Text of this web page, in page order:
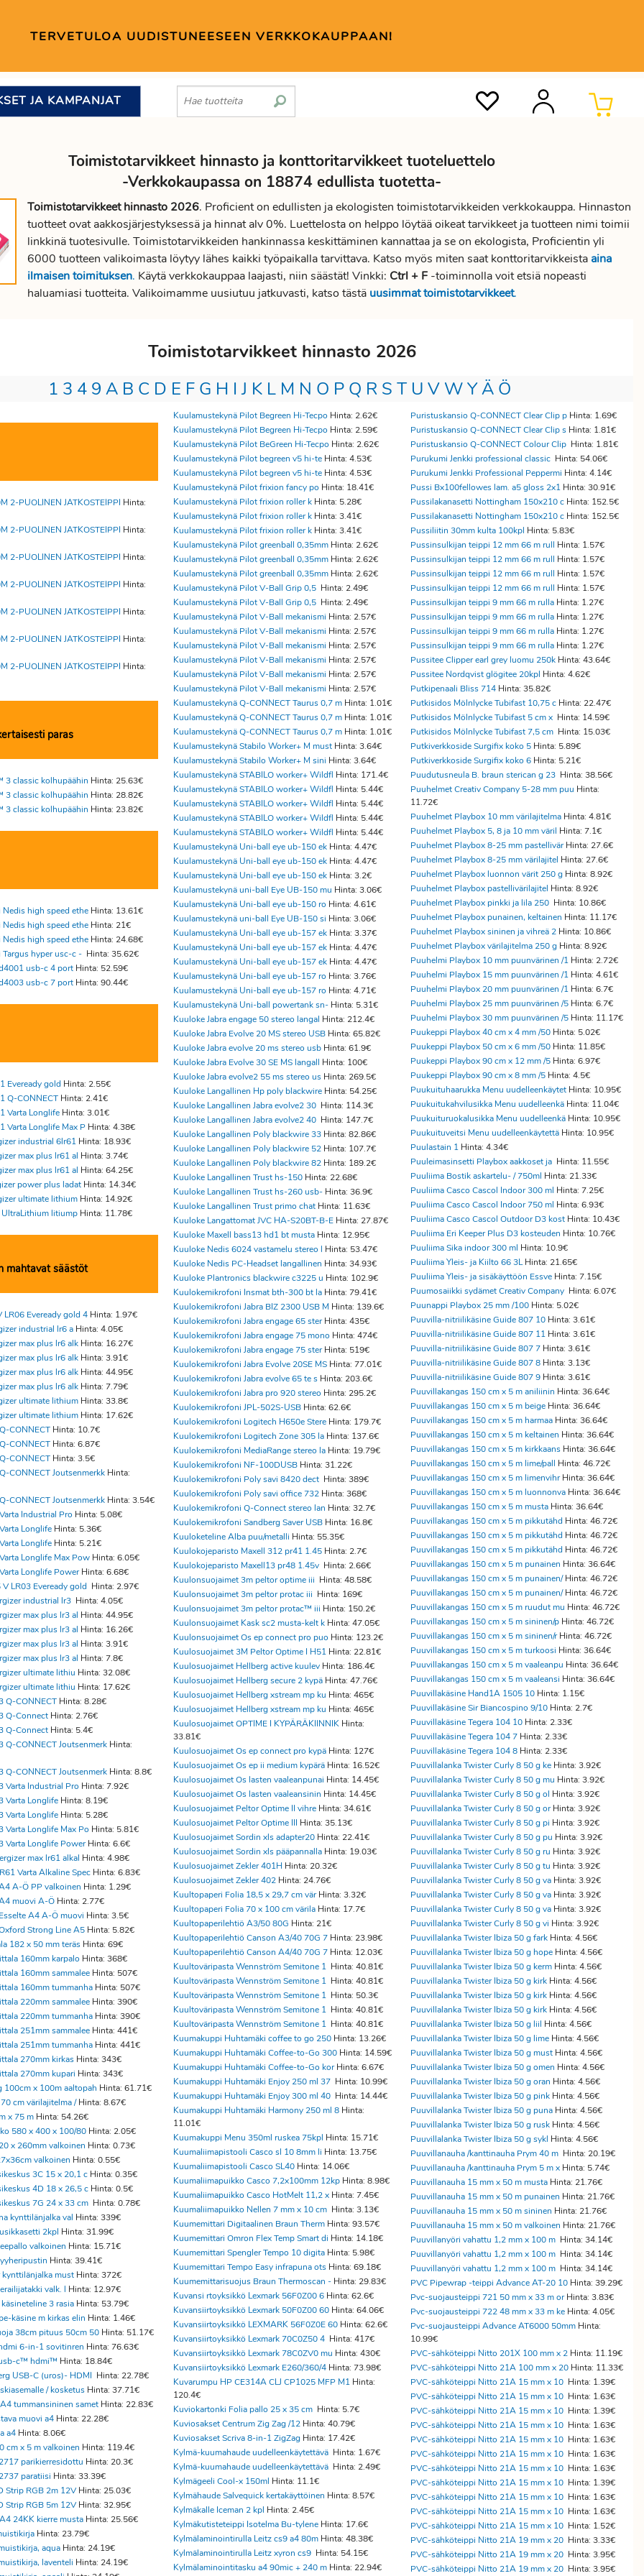
TERVETULOA UUDISTUNEESEEN VERKKOKAUPPAAN!
JA KAMPANJAT
Toimistotarvikkeet hinnasto ja konttoritarvikkeet tuoteluettelo
-Verkkokaupassa on 18874 edullista tuotetta-
Toimistotarvikkeet hinnasto 2026. Proficient on edullisten ja ekologisten toimistotarvikkeiden verkkokauppa. Hinnaston
tuotteet ovat aakkosjärjestyksessä ja hinnat alv 0%. Luettelosta on helppo löytää oikeat tarvikkeet ja tuotteen nimi toimii
linkkinä tuotesivulle. Toimistotarvikkeiden hankinnassa keskittäminen kannattaa ja se on ekologista, Proficientin yli
6000 tuotteen valikoimasta löytyy lähes kaikki työpaikalla tarvittava. Katso myös miten saat konttoritarvikkeista aina
ilmaisen toimituksen. Käytä verkkokauppaa laajasti, niin säästät! Vinkki: Ctrl + F -toiminnolla voit etsiä nopeasti
haluamiasi tuotteita. Valikoimamme uusiutuu jatkuvasti, katso tästä uusimmat toimistotarvikkeet.
Toimistotarvikkeet hinnasto 2026
1 3 4 9 A B C D E F G H I J K L M N O P Q R S T U V WYÄ Ö
2-PUOLINEN JATKOSTEIPPI Hinta:
2-PUOLINEN JATKOSTEIPPI Hinta:
2-PUOLINEN JATKOSTEIPPI Hinta:
2-PUOLINEN JATKOSTEIPPI Hinta:
2-PUOLINEN JATKOSTEIPPI Hinta:
2-PUOLINEN JATKOSTEIPPI Hinta:
2-PUOLINEN JATKOSTEIPPI Hinta:
paras
classic kolhupäähin Hinta: 25.63€
classic kolhupäähin Hinta: 28.82€
classic kolhupäähin Hinta: 23.82€
high speed ethe Hinta: 13.61€
high speed ethe Hinta: 21€
high speed ethe Hinta: 24.68€
hyper usc-c - Hinta: 35.62€
usb-c 4 port Hinta: 52.59€
usb-c 7 port Hinta: 90.44€
Eveready gold Hinta: 2.55€
Q-CONNECT Hinta: 2.41€
Varta Longlife Hinta: 3.01€
Varta Longlife Max P Hinta: 4.38€
industrial 6lr61 Hinta: 18.93€
max plus lr61 al Hinta: 3.74€
max plus lr61 al Hinta: 64.25€
power plus ladat Hinta: 14.34€
ultimate lithium Hinta: 14.92€
UltraLithium litiump Hinta: 11.78€
mahtavat säästöt
Eveready gold 4 Hinta: 1.97€
industrial lr6 a Hinta: 4.05€
max plus lr6 alk Hinta: 16.27€
max plus lr6 alk Hinta: 3.91€
max plus lr6 alk Hinta: 44.95€
max plus lr6 alk Hinta: 7.79€
ultimate lithium Hinta: 33.8€
ultimate lithium Hinta: 17.62€
CONNECT Hinta: 10.7€
CONNECT Hinta: 6.87€
CONNECT Hinta: 3.5€
CONNECT Joutsenmerkk Hinta:
CONNECT Joutsenmerkk Hinta: 3.54€
Industrial Pro Hinta: 5.08€
Longlife Hinta: 5.36€
Longlife Hinta: 5.21€
Longlife Max Pow Hinta: 6.05€
Longlife PowerHinta: 6.68€
LR03 Eveready gold Hinta: 2.97€
industrial lr3 Hinta: 4.05€
max plus lr3 al Hinta: 44.95€
max plus lr3 al Hinta: 16.26€
max plus lr3 al Hinta: 3.91€
max plus lr3 al Hinta: 7.8€
ultimate lithiu Hinta: 32.08€
ultimate lithiu Hinta: 17.62€
Q-CONNECT Hinta: 8.28€
Q-Connect Hinta: 2.76€
Q-Connect Hinta: 5.4€
Q-CONNECT Joutsenmerk Hinta:
Q-CONNECT Joutsenmerk Hinta: 8.8€
Varta Industrial Pro Hinta: 7.92€
Varta Longlife Hinta: 8.19€
Varta Longlife Hinta: 5.28€
Varta Longlife Max Po Hinta: 5.81€
Varta Longlife PowerHinta: 6.6€
max lr61 alkal Hinta: 4.98€
Varta Alkaline Spec Hinta: 6.83€
A-Ö PP valkoinen Hinta: 1.29€
muovi A-Ö Hinta: 2.77€
A4 A-Ö muovi Hinta: 3.5€
Strong Line A5 Hinta: 5.82€
182 x 50 mm teräs Hinta: 69€
160mm karpalo Hinta: 368€
160mm sammalee Hinta: 507€
160mm tummanha Hinta: 507€
220mm sammalee Hinta: 390€
220mm tummanha Hinta: 390€
251mm sammalee Hinta: 441€
251mm tummanha Hinta: 441€
270mm kirkas Hinta: 343€
270mm kupari Hinta: 343€
x 100m aaltopah Hinta: 61.71€
cm värilajitelma /Hinta: 8.67€
x 75 m Hinta: 54.26€
580 x 400 x 100/80 Hinta: 2.05€
x 260mm valkoinen Hinta: 0.73€
valkoinen Hinta: 0.55€
3C 15 x 20,1 c Hinta: 0.35€
4D 18 x 26,5 c Hinta: 0.5€
7G 24 x 33 cm Hinta: 0.78€
kynttilänjalka val Hinta: 339€
2kpl Hinta: 31.99€
valkoinen Hinta: 15.71€
Hinta: 39.41€
kynttilänjalka must Hinta: 372€
valk. l Hinta: 12.97€
3 rasia Hinta: 53.79€
käsine m kirkas elin Hinta: 1.46€
38cm pituus 50cm 50 Hinta: 51.17€
6-in-1 sovitinren Hinta: 76.63€
c™ hdmi™ Hinta: 18.84€
USB-C (uros)- HDMI Hinta: 22.78€
/ kosketus Hinta: 37.71€
tummansininen samet Hinta: 22.83€
muovi a4 Hinta: 22.28€
a4 Hinta: 8.06€
cm x 5 m valkoinen Hinta: 119.4€
parikierresidottu Hinta: 20.3€
paratiisi Hinta: 33.39€
Strip RGB 2m 12V Hinta: 25.03€
Strip RGB 5m 12V Hinta: 32.95€
24KK kierre musta Hinta: 25.56€
Hinta: 23.79€
aqua Hinta: 24.19€
laventeli Hinta: 24.19€
Kuulamustekynä Pilot Begreen Hi-Tecpo Hinta: 2.62€
Kuulamustekynä Pilot Begreen Hi-Tecpo Hinta: 2.59€
Kuulamustekynä Pilot BeGreen Hi-Tecpo Hinta: 2.62€
Kuulamustekynä Pilot begreen v5 hi-te Hinta: 4.53€
Kuulamustekynä Pilot begreen v5 hi-te Hinta: 4.53€
Kuulamustekynä Pilot frixion fancy po Hinta: 18.41€
Kuulamustekynä Pilot frixion roller k Hinta: 5.28€
Kuulamustekynä Pilot frixion roller k Hinta: 3.41€
Kuulamustekynä Pilot frixion roller k Hinta: 3.41€
Kuulamustekynä Pilot greenball 0,35mm Hinta: 2.62€
Kuulamustekynä Pilot greenball 0,35mm Hinta: 2.62€
Kuulamustekynä Pilot greenball 0,35mm Hinta: 2.62€
Kuulamustekynä Pilot V-Ball Grip 0,5 Hinta: 2.49€
Kuulamustekynä Pilot V-Ball Grip 0,5 Hinta: 2.49€
Kuulamustekynä Pilot V-Ball mekanismi Hinta: 2.57€
Kuulamustekynä Pilot V-Ball mekanismi Hinta: 2.57€
Kuulamustekynä Pilot V-Ball mekanismi Hinta: 2.57€
Kuulamustekynä Pilot V-Ball mekanismi Hinta: 2.57€
Kuulamustekynä Pilot V-Ball mekanismi Hinta: 2.57€
Kuulamustekynä Pilot V-Ball mekanismi Hinta: 2.57€
Kuulamustekynä Q-CONNECT Taurus 0,7 m Hinta: 1.01€
Kuulamustekynä Q-CONNECT Taurus 0,7 m Hinta: 1.01€
Kuulamustekynä Q-CONNECT Taurus 0,7 m Hinta: 1.01€
Kuulamustekynä Stabilo Worker+ M must Hinta: 3.64€
Kuulamustekynä Stabilo Worker+ M sini Hinta: 3.64€
Kuulamustekynä STABILO worker+ Wildfl Hinta: 171.4€
Kuulamustekynä STABILO worker+ Wildfl Hinta: 5.44€
Kuulamustekynä STABILO worker+ Wildfl Hinta: 5.44€
Kuulamustekynä STABILO worker+ Wildfl Hinta: 5.44€
Kuulamustekynä STABILO worker+ Wildfl Hinta: 5.44€
Kuulamustekynä Uni-ball eye ub-150 ek Hinta: 4.47€
Kuulamustekynä Uni-ball eye ub-150 ek Hinta: 4.47€
Kuulamustekynä Uni-ball eye ub-150 ek Hinta: 3.2€
Kuulamustekynä uni-ball Eye UB-150 mu Hinta: 3.06€
Kuulamustekynä Uni-ball eye ub-150 ro Hinta: 4.61€
Kuulamustekynä uni-ball Eye UB-150 si Hinta: 3.06€
Kuulamustekynä Uni-ball eye ub-157 ek Hinta: 3.37€
Kuulamustekynä Uni-ball eye ub-157 ek Hinta: 4.47€
Kuulamustekynä Uni-ball eye ub-157 ek Hinta: 4.47€
Kuulamustekynä Uni-ball eye ub-157 ro Hinta: 3.76€
Kuulamustekynä Uni-ball eye ub-157 ro Hinta: 4.71€
Kuulamustekynä Uni-ball powertank sn- Hinta: 5.31€
Kuuloke Jabra engage 50 stereo langal Hinta: 212.4€
Kuuloke Jabra Evolve 20 MS stereo USB Hinta: 65.82€
Kuuloke Jabra evolve 20 ms stereo usb Hinta: 61.9€
Kuuloke Jabra Evolve 30 SE MS langall Hinta: 100€
Kuuloke Jabra evolve2 55 ms stereo us Hinta: 269.5€
Kuuloke Langallinen Hp poly blackwire Hinta: 54.25€
Kuuloke Langallinen Jabra evolve2 30 Hinta: 114.3€
Kuuloke Langallinen Jabra evolve2 40 Hinta: 147.7€
Kuuloke Langallinen Poly blackwire 33 Hinta: 82.86€
Kuuloke Langallinen Poly blackwire 52 Hinta: 107.7€
Kuuloke Langallinen Poly blackwire 82 Hinta: 189.2€
Kuuloke Langallinen Trust hs-150 Hinta: 22.68€
Kuuloke Langallinen Trust hs-260 usb- Hinta: 36.9€
Kuuloke Langallinen Trust primo chat Hinta: 11.63€
Kuuloke Langattomat JVC HA-S20BT-B-E Hinta: 27.87€
Kuuloke Maxell bass13 hd1 bt musta Hinta: 12.95€
Kuuloke Nedis 6024 vastamelu stereo l Hinta: 53.47€
Kuuloke Nedis PC-Headset langallinen Hinta: 34.93€
Kuuloke Plantronics blackwire c3225 u Hinta: 102.9€
Kuulokemikrofoni Insmat bth-300 bt la Hinta: 79.41€
Kuulokemikrofoni Jabra BIZ 2300 USB M Hinta: 139.6€
Kuulokemikrofoni Jabra engage 65 sterHinta: 435€
Kuulokemikrofoni Jabra engage 75 mono Hinta: 474€
Kuulokemikrofoni Jabra engage 75 sterHinta: 519€
Kuulokemikrofoni Jabra Evolve 20SE MS Hinta: 77.01€
Kuulokemikrofoni Jabra evolve 65 te s Hinta: 203.6€
Kuulokemikrofoni Jabra pro 920 stereo Hinta: 295.2€
Kuulokemikrofoni JPL-502S-USB Hinta: 62.6€
Kuulokemikrofoni Logitech H650e Stere Hinta: 179.7€
Kuulokemikrofoni Logitech Zone 305 la Hinta: 137.6€
Kuulokemikrofoni MediaRange stereo la Hinta: 19.79€
Kuulokemikrofoni NF-100DUSB Hinta: 31.22€
Kuulokemikrofoni Poly savi 8420 dect Hinta: 389€
Kuulokemikrofoni Poly savi office 732 Hinta: 368€
Kuulokemikrofoni Q-Connect stereo lan Hinta: 32.7€
Kuulokemikrofoni Sandberg Saver USB Hinta: 16.8€
Kuuloketeline Alba puu/metalli Hinta: 55.35€
Kuulokojeparisto Maxell 312 pr41 1.45 Hinta: 2.7€
Kuulokojeparisto Maxell13 pr48 1.45v Hinta: 2.66€
Kuulonsuojaimet 3m peltor optime iii Hinta: 48.58€
Kuulonsuojaimet 3m peltor protac iii Hinta: 169€
Kuulonsuojaimet 3m peltor protac™ iii Hinta: 150.2€
Kuulonsuojaimet Kask sc2 musta-kelt k Hinta: 47.05€
Kuulonsuojaimet Os ep connect pro puo Hinta: 123.2€
Kuulosuojaimet 3M Peltor Optime I H51 Hinta: 22.81€
Kuulosuojaimet Hellberg active kuulev Hinta: 186.4€
Kuulosuojaimet Hellberg secure 2 kypä Hinta: 47.76€
Kuulosuojaimet Hellberg xstream mp ku Hinta: 465€
Kuulosuojaimet Hellberg xstream mp ku Hinta: 465€
Kuulosuojaimet OPTIME I KYPÄRÄKIINNIK Hinta:
33.81€
Kuulosuojaimet Os ep connect pro kypä Hinta: 127€
Kuulosuojaimet Os ep ii medium kypärä Hinta: 16.52€
Kuulosuojaimet Os lasten vaaleanpunai Hinta: 14.45€
Kuulosuojaimet Os lasten vaaleansinin Hinta: 14.45€
Kuulosuojaimet Peltor Optime II vihre Hinta: 34.61€
Kuulosuojaimet Peltor Optime III Hinta: 35.13€
Kuulosuojaimet Sordin xls adapter20 Hinta: 22.41€
Kuulosuojaimet Sordin xls pääpannalla Hinta: 19.03€
Kuulosuojaimet Zekler 401H Hinta: 20.32€
Kuulosuojaimet Zekler 402 Hinta: 24.76€
Kuultopaperi Folia 18,5 x 29,7 cm värHinta: 3.32€
Kuultopaperi Folia 70 x 100 cm värila Hinta: 17.7€
Kuultopaperilehtiö A3/50 80G Hinta: 21€
Kuultopaperilehtiö Canson A3/40 70G 7 Hinta: 23.98€
Kuultopaperilehtiö Canson A4/40 70G 7 Hinta: 12.03€
Kuultoväripasta Wennström Semitone 1 Hinta: 40.81€
Kuultoväripasta Wennström Semitone 1 Hinta: 40.81€
Kuultoväripasta Wennström Semitone 1 Hinta: 50.3€
Kuultoväripasta Wennström Semitone 1 Hinta: 40.81€
Kuultoväripasta Wennström Semitone 1 Hinta: 40.81€
Kuumakuppi Huhtamäki coffee to go 250 Hinta: 13.26€
Kuumakuppi Huhtamäki Coffee-to-Go 300 Hinta: 14.59€
Kuumakuppi Huhtamäki Coffee-to-Go korHinta: 6.67€
Kuumakuppi Huhtamäki Enjoy 250 ml 37 Hinta: 10.99€
Kuumakuppi Huhtamäki Enjoy 300 ml 40 Hinta: 14.44€
Kuumakuppi Huhtamäki Harmony 250 ml 8 Hinta:
11.01€
Kuumakuppi Menu 350ml ruskea 75kpl Hinta: 15.71€
Kuumaliimapistooli Casco sl 10 8mm li Hinta: 13.75€
Kuumaliimapistooli Casco SL40 Hinta: 14.06€
Kuumaliimapuikko Casco 7,2x100mm 12kp Hinta: 8.98€
Kuumaliimapuikko Casco HotMelt 11,2 x Hinta: 7.45€
Kuumaliimapuikko Nellen 7 mm x 10 cm Hinta: 3.13€
Kuumemittari Digitaalinen Braun Therm Hinta: 93.57€
Kuumemittari Omron Flex Temp Smart di Hinta: 14.18€
Kuumemittari Spengler Tempo 10 digita Hinta: 5.98€
Kuumemittari Tempo Easy infrapuna ots Hinta: 69.18€
Kuumemittarisuojus Braun Thermoscan - Hinta: 29.83€
Kuvansi rtoyksikkö Lexmark 56F0Z00 6 Hinta: 62.6€
Kuvansiirtoyksikkö Lexmark 50F0Z00 60 Hinta: 64.06€
Kuvansiirtoyksikkö LEXMARK 56F0Z0E 60 Hinta: 62.6€
Kuvansiirtoyksikkö Lexmark 70C0Z50 4 Hinta: 417€
Kuvansiirtoyksikkö Lexmark 78C0ZV0 mu Hinta: 430€
Kuvansiirtoyksikkö Lexmark E260/360/4 Hinta: 73.98€
Kuvarumpu HP CE314A CLJ CP1025 MFP M1 Hinta:
120.4€
Kuviokartonki Folia pallo 25 x 35 cm Hinta: 5.7€
Kuviosakset Centrum Zig Zag /12 Hinta: 40.79€
Kuviosakset Scriva 8-in-1 ZigZag Hinta: 17.42€
Kylmä-kuumahaude uudelleenkäytettävä Hinta: 1.67€
Kylmä-kuumahaude uudelleenkäytettävä Hinta: 2.49€
Kylmägeeli Cool-x 150ml Hinta: 11.1€
Kylmähaude Salvequick kertakäyttöinen Hinta: 8.57€
Kylmäkalle Iceman 2 kpl Hinta: 2.45€
Kylmäkutisteteippi Isotelma Bu-tylene Hinta: 17.6€
Kylmälaminointirulla Leitz cs9 a4 80m Hinta: 48.38€
Kylmälaminointirulla Leitz xyron cs9 Hinta: 54.15€
Kylmälaminointitasku a4 90mic + 240 m Hinta: 22.94€
Puristuskansio Q-CONNECT Clear Clip p Hinta: 1.69€
Puristuskansio Q-CONNECT Clear Clip s Hinta: 1.81€
Puristuskansio Q-CONNECT Colour Clip Hinta: 1.81€
Purukumi Jenkki professional classic Hinta: 54.06€
Purukumi Jenkki Professional Peppermi Hinta: 4.14€
Pussi Bx100fellowes lam. a5 gloss 2x1 Hinta: 30.91€
Pussilakanasetti Nottingham 150x210 c Hinta: 152.5€
Pussilakanasetti Nottingham 150x210 c Hinta: 152.5€
Pussiliitin 30mm kulta 100kpl Hinta: 5.83€
Pussinsulkijan teippi 12 mm 66 m rull Hinta: 1.57€
Pussinsulkijan teippi 12 mm 66 m rull Hinta: 1.57€
Pussinsulkijan teippi 12 mm 66 m rull Hinta: 1.57€
Pussinsulkijan teippi 12 mm 66 m rull Hinta: 1.57€
Pussinsulkijan teippi 9 mm 66 m rulla Hinta: 1.27€
Pussinsulkijan teippi 9 mm 66 m rulla Hinta: 1.27€
Pussinsulkijan teippi 9 mm 66 m rulla Hinta: 1.27€
Pussinsulkijan teippi 9 mm 66 m rulla Hinta: 1.27€
Pussitee Clipper earl grey luomu 250k Hinta: 43.64€
Pussitee Nordqvist glögitee 20kpl Hinta: 4.62€
Putkipenaali Bliss 714 Hinta: 35.82€
Putkisidos Mölnlycke Tubifast 10,75 c Hinta: 22.47€
Putkisidos Mölnlycke Tubifast 5 cm x Hinta: 14.59€
Putkisidos Mölnlycke Tubifast 7,5 cm Hinta: 15.03€
Putkiverkkoside Surgifix koko 5 Hinta: 5.89€
Putkiverkkoside Surgifix koko 6 Hinta: 5.21€
Puudutusneula B. braun sterican g 23 Hinta: 38.56€
Puuhelmet Creativ Company 5-28 mm puu Hinta:
11.72€
Puuhelmet Playbox 10 mm värilajitelma Hinta: 4.81€
Puuhelmet Playbox 5, 8 ja 10 mm väril Hinta: 7.1€
Puuhelmet Playbox 8-25 mm pastellivärHinta: 27.6€
Puuhelmet Playbox 8-25 mm värilajitel Hinta: 27.6€
Puuhelmet Playbox luonnon värit 250 g Hinta: 8.92€
Puuhelmet Playbox pastellivärilajitel Hinta: 8.92€
Puuhelmet Playbox pinkki ja lila 250 Hinta: 10.86€
Puuhelmet Playbox punainen, keltainen Hinta: 11.17€
Puuhelmet Playbox sininen ja vihreä 2 Hinta: 10.86€
Puuhelmet Playbox värilajitelma 250 g Hinta: 8.92€
Puuhelmi Playbox 10 mm puunvärinen /1 Hinta: 2.72€
Puuhelmi Playbox 15 mm puunvärinen /1 Hinta: 4.61€
Puuhelmi Playbox 20 mm puunvärinen /1 Hinta: 6.7€
Puuhelmi Playbox 25 mm puunvärinen /5 Hinta: 6.7€
Puuhelmi Playbox 30 mm puunvärinen /5 Hinta: 11.17€
Puukeppi Playbox 40 cm x 4 mm /50 Hinta: 5.02€
Puukeppi Playbox 50 cm x 6 mm /50 Hinta: 11.85€
Puukeppi Playbox 90 cm x 12 mm /5 Hinta: 6.97€
Puukeppi Playbox 90 cm x 8 mm /5 Hinta: 4.5€
Puukuituhaarukka Menu uudelleenkäytet Hinta: 10.95€
Puukuitukahvilusikka Menu uudelleenkä Hinta: 11.04€
Puukuituruokalusikka Menu uudelleenkä Hinta: 10.95€
Puukuituveitsi Menu uudelleenkäytettä Hinta: 10.95€
Puulastain 1 Hinta: 4.34€
Puuleimasinsetti Playbox aakkoset ja Hinta: 11.55€
Puuliima Bostik askartelu- / 750ml Hinta: 21.33€
Puuliima Casco Cascol Indoor 300 ml Hinta: 7.25€
Puuliima Casco Cascol Indoor 750 ml Hinta: 6.93€
Puuliima Casco Cascol Outdoor D3 kost Hinta: 10.43€
Puuliima Eri Keeper Plus D3 kosteuden Hinta: 10.76€
Puuliima Sika indoor 300 ml Hinta: 10.9€
Puuliima Yleis- ja Kiilto 66 3LHinta: 21.65€
Puuliima Yleis- ja sisäkäyttöön Essve Hinta: 7.15€
Puumosaiikki sydämet Creativ Company Hinta: 6.07€
Puunappi Playbox 25 mm /100 Hinta: 5.02€
Puuvilla-nitriilikäsine Guide 807 10 Hinta: 3.61€
Puuvilla-nitriilikäsine Guide 807 11 Hinta: 3.61€
Puuvilla-nitriilikäsine Guide 807 7 Hinta: 3.61€
Puuvilla-nitriilikäsine Guide 807 8 Hinta: 3.13€
Puuvilla-nitriilikäsine Guide 807 9 Hinta: 3.61€
Puuvillakangas 150 cm x 5 m aniliinin Hinta: 36.64€
Puuvillakangas 150 cm x 5 m beige Hinta: 36.64€
Puuvillakangas 150 cm x 5 m harmaa Hinta: 36.64€
Puuvillakangas 150 cm x 5 m keltainen Hinta: 36.64€
Puuvillakangas 150 cm x 5 m kirkkaans Hinta: 36.64€
Puuvillakangas 150 cm x 5 m lime/pall Hinta: 46.72€
Puuvillakangas 150 cm x 5 m limenvihrHinta: 36.64€
Puuvillakangas 150 cm x 5 m luonnonva Hinta: 36.64€
Puuvillakangas 150 cm x 5 m musta Hinta: 36.64€
Puuvillakangas 150 cm x 5 m pikkutähd Hinta: 46.72€
Puuvillakangas 150 cm x 5 m pikkutähd Hinta: 46.72€
Puuvillakangas 150 cm x 5 m pikkutähd Hinta: 46.72€
Puuvillakangas 150 cm x 5 m punainen Hinta: 36.64€
Puuvillakangas 150 cm x 5 m punainen/Hinta: 46.72€
Puuvillakangas 150 cm x 5 m punainen/Hinta: 46.72€
Puuvillakangas 150 cm x 5 m ruudut mu Hinta: 46.72€
Puuvillakangas 150 cm x 5 m sininen/p Hinta: 46.72€
Puuvillakangas 150 cm x 5 m sininen/rHinta: 46.72€
Puuvillakangas 150 cm x 5 m turkoosi Hinta: 36.64€
Puuvillakangas 150 cm x 5 m vaaleanpu Hinta: 36.64€
Puuvillakangas 150 cm x 5 m vaaleansi Hinta: 36.64€
Puuvillakäsine Hand1A 1505 10 Hinta: 1.15€
Puuvillakäsine Sir Biancospino 9/10 Hinta: 2.7€
Puuvillakäsine Tegera 104 10 Hinta: 2.33€
Puuvillakäsine Tegera 104 7 Hinta: 2.33€
Puuvillakäsine Tegera 104 8 Hinta: 2.33€
Puuvillalanka Twister Curly 8 50 g ke Hinta: 3.92€
Puuvillalanka Twister Curly 8 50 g mu Hinta: 3.92€
Puuvillalanka Twister Curly 8 50 g ol Hinta: 3.92€
Puuvillalanka Twister Curly 8 50 g orHinta: 3.92€
Puuvillalanka Twister Curly 8 50 g pi Hinta: 3.92€
Puuvillalanka Twister Curly 8 50 g pu Hinta: 3.92€
Puuvillalanka Twister Curly 8 50 g ru Hinta: 3.92€
Puuvillalanka Twister Curly 8 50 g tu Hinta: 3.92€
Puuvillalanka Twister Curly 8 50 g va Hinta: 3.92€
Puuvillalanka Twister Curly 8 50 g va Hinta: 3.92€
Puuvillalanka Twister Curly 8 50 g va Hinta: 3.92€
Puuvillalanka Twister Curly 8 50 g vi Hinta: 3.92€
Puuvillalanka Twister Ibiza 50 g fark Hinta: 4.56€
Puuvillalanka Twister Ibiza 50 g hope Hinta: 4.56€
Puuvillalanka Twister Ibiza 50 g kerm Hinta: 4.56€
Puuvillalanka Twister Ibiza 50 g kirk Hinta: 4.56€
Puuvillalanka Twister Ibiza 50 g kirk Hinta: 4.56€
Puuvillalanka Twister Ibiza 50 g kirk Hinta: 4.56€
Puuvillalanka Twister Ibiza 50 g liil Hinta: 4.56€
Puuvillalanka Twister Ibiza 50 g lime Hinta: 4.56€
Puuvillalanka Twister Ibiza 50 g must Hinta: 4.56€
Puuvillalanka Twister Ibiza 50 g omen Hinta: 4.56€
Puuvillalanka Twister Ibiza 50 g oran Hinta: 4.56€
Puuvillalanka Twister Ibiza 50 g pink Hinta: 4.56€
Puuvillalanka Twister Ibiza 50 g puna Hinta: 4.56€
Puuvillalanka Twister Ibiza 50 g rusk Hinta: 4.56€
Puuvillalanka Twister Ibiza 50 g sykl Hinta: 4.56€
Puuvillanauha /kanttinauha Prym 40 m Hinta: 20.19€
Puuvillanauha /kanttinauha Prym 5 m x Hinta: 5.74€
Puuvillanauha 15 mm x 50 m musta Hinta: 21.76€
Puuvillanauha 15 mm x 50 m punainen Hinta: 21.76€
Puuvillanauha 15 mm x 50 m sininen Hinta: 21.76€
Puuvillanauha 15 mm x 50 m valkoinen Hinta: 21.76€
Puuvillanyöri vahattu 1,2 mm x 100 m Hinta: 34.14€
Puuvillanyöri vahattu 1,2 mm x 100 m Hinta: 34.14€
Puuvillanyöri vahattu 1,2 mm x 100 m Hinta: 34.14€
PVC Pipewrap -teippi Advance AT-20 10 Hinta: 39.29€
Pvc-suojausteippi 721 50 mm x 33 m orHinta: 3.83€
Pvc-suojausteippi 722 48 mm x 33 m ke Hinta: 4.05€
Pvc-suojausteippi Advance AT6000 50mm Hinta:
10.99€
PVC-sähköteippi Nitto 201X 100 mm x 2 Hinta: 11.19€
PVC-sähköteippi Nitto 21A 100 mm x 20 Hinta: 11.33€
PVC-sähköteippi Nitto 21A 15 mm x 10 Hinta: 1.39€
PVC-sähköteippi Nitto 21A 15 mm x 10 Hinta: 1.63€
PVC-sähköteippi Nitto 21A 15 mm x 10 Hinta: 1.39€
PVC-sähköteippi Nitto 21A 15 mm x 10 Hinta: 1.63€
PVC-sähköteippi Nitto 21A 15 mm x 10 Hinta: 1.63€
PVC-sähköteippi Nitto 21A 15 mm x 10 Hinta: 1.63€
PVC-sähköteippi Nitto 21A 15 mm x 10 Hinta: 1.63€
PVC-sähköteippi Nitto 21A 15 mm x 10 Hinta: 1.39€
PVC-sähköteippi Nitto 21A 15 mm x 10 Hinta: 1.63€
PVC-sähköteippi Nitto 21A 15 mm x 10 Hinta: 1.63€
PVC-sähköteippi Nitto 21A 15 mm x 10 Hinta: 1.52€
PVC-sähköteippi Nitto 21A 19 mm x 20 Hinta: 3.33€
PVC-sähköteippi Nitto 21A 19 mm x 20 Hinta: 3.95€
PVC-sähköteippi Nitto 21A 19 mm x 20 Hinta: 3.95€